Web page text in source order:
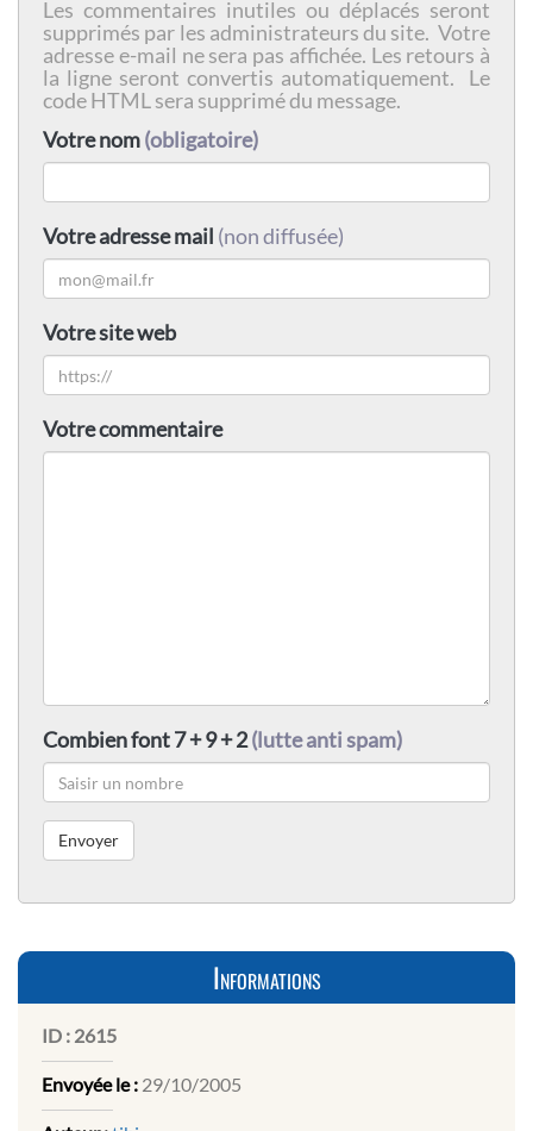
Les commentaires inutiles ou déplacés seront
supprimés par les administrateurs du site. Votre
adresse e-mail ne sera pas affichée. Les retours à
la ligne seront convertis automatiquement. Le
code HTML sera supprimé du message.
Votre nom(obligatoire)
Votre adresse mail (non diffusée)
Votre site web
Votre commentaire
Combien font 7 + 9 + 2(lutte anti spam)
Informations
ID : 2615
Envoyée le : 29/10/2005